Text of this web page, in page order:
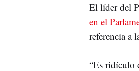
El líder del
en el
referencia a
“Es ridículo